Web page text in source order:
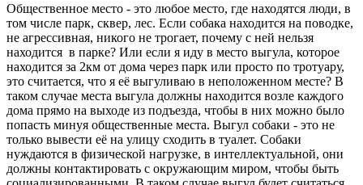
Общественное место - это любое место, где находятся люди, в
том числе парк, сквер, лес. Если собака находится на поводке,
не агрессивная, никого не трогает, почему с ней нельзя
находится в парке? Или если я иду в место выгула, которое
находится за 2км от дома через парк или просто по тротуару,
это считается, что я её выгуливаю в неположенном месте? В
таком случае места выгула должны находится возле каждого
дома прямо на выходе из подъезда, чтобы в них можно было
попасть минуя общественные места. Выгул собаки - это не
только вывести её на улицу сходить в туалет. Собаки
нуждаются в физической нагрузке, в интеллектуальной, они
должны контактировать с окружающим миром, чтобы быть